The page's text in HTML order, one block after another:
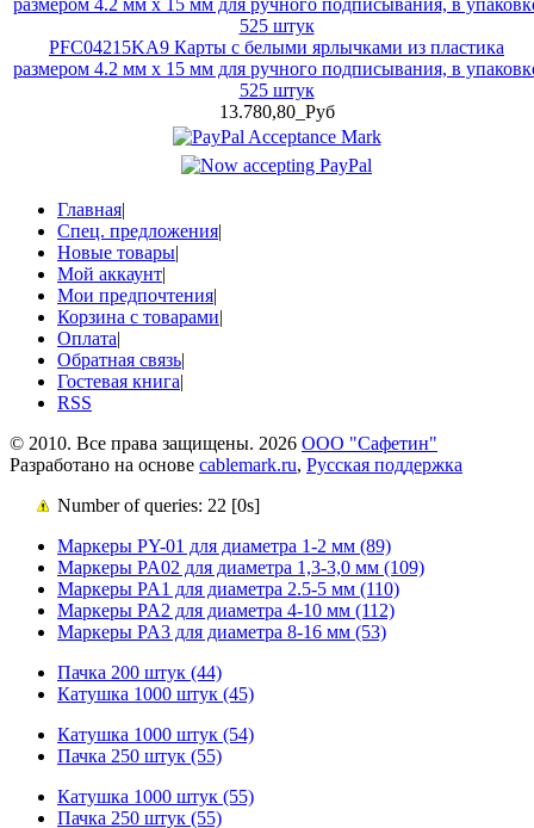
PFC04215KA9 Карты с белыми ярлычками из пластика
размером 4.2 мм x 15 мм для ручного подписывания, в
525 штук
13.780,80_Руб
Главная|
Спец. предложения|
Новые товары|
Мой аккаунт|
Мои предпочтения|
Корзина с товарами|
Оплата|
Обратная связь|
Гостевая книга|
RSS
© 2010. Все права защищены. 2026 ООО "Сафетин"
Разработано на основе cablemark.ru, Русская поддержка
Number of queries: 22 [0s]
Маркеры PY-01 для диаметра 1-2 мм (89)
Маркеры PA02 для диаметра 1,3-3,0 мм (109)
Маркеры PA1 для диаметра 2.5-5 мм (110)
Маркеры PA2 для диаметра 4-10 мм (112)
Маркеры PA3 для диаметра 8-16 мм (53)
Пачка 200 штук (44)
Катушка 1000 штук (45)
Катушка 1000 штук (54)
Пачка 250 штук (55)
Катушка 1000 штук (55)
Пачка 250 штук (55)